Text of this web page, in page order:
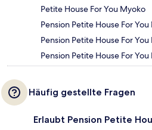
Petite House For You Myoko
Pension Petite House For
Pension Petite House For You
Pension Petite House For
Häufig gestellte Fragen
Erlaubt Pension Petite